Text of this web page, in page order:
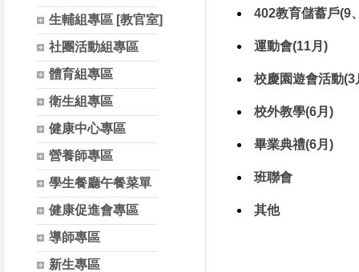
生輔組專區 [教官室]
社團活動組專區
體育組專區
衛生組專區
健康中心專區
營養師專區
學生餐廳午餐菜單
健康促進會專區
導師專區
新生專區
402教育儲蓄戶(9
運動會(11月)
校慶園遊會活動(3
校外教學(6月)
畢業典禮(6月)
班聯會
其他